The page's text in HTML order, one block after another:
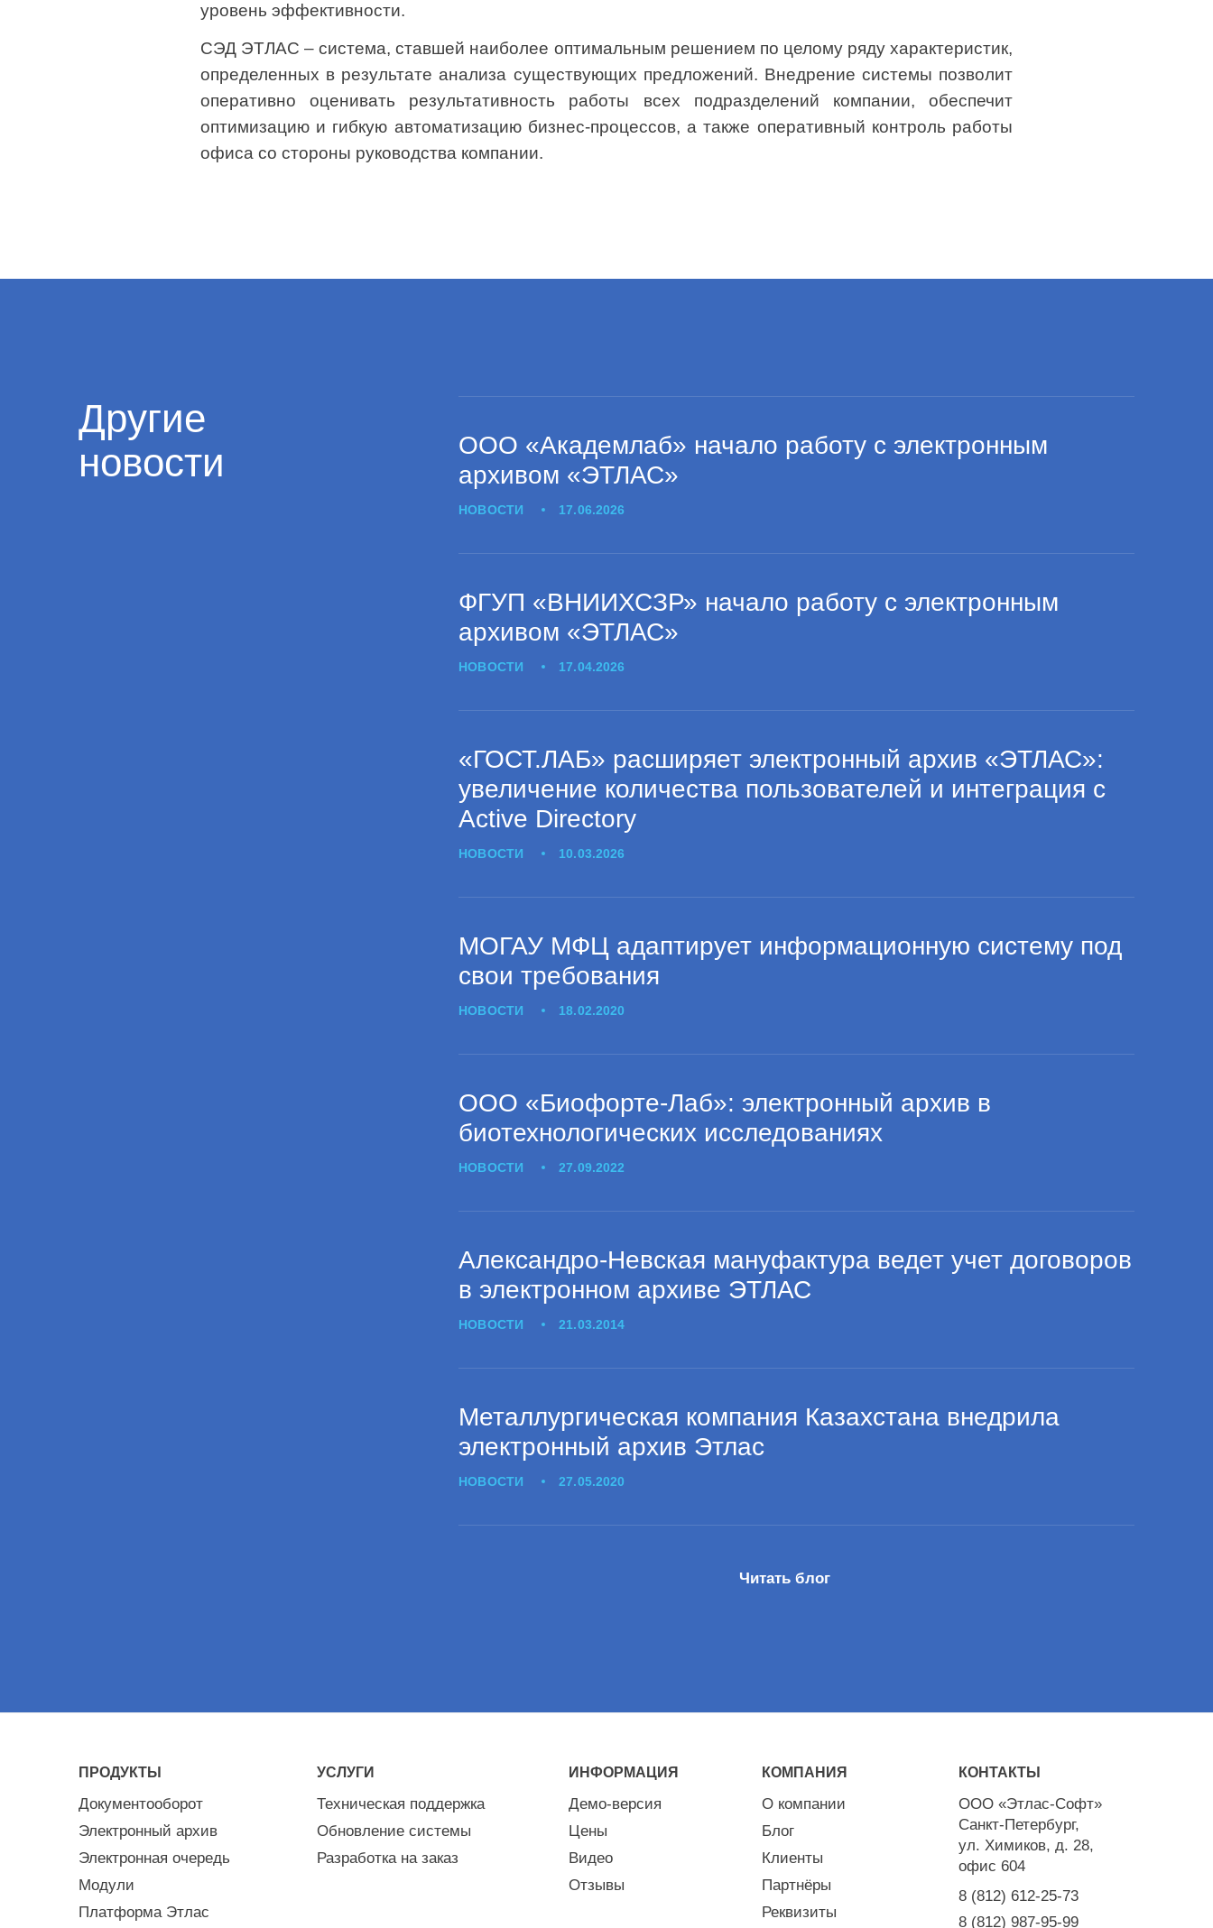
уровень эффективности.
СЭД ЭТЛАС – система, ставшей наиболее оптимальным решением по целому ряду характеристик,
определенных в результате анализа существующих предложений. Внедрение системы позволит
оперативно оценивать результативность работы всех подразделений компании, обеспечит
оптимизацию и гибкую автоматизацию бизнес-процессов, а также оперативный контроль работы
офиса со стороны руководства компании.
Другие
новости
ООО «Академлаб» начало работу с электронным
архивом «ЭТЛАС»
НОВОСТИ 17.06.2026
ФГУП «ВНИИХСЗР» начало работу с электронным
архивом «ЭТЛАС»
НОВОСТИ 17.04.2026
«ГОСТ.ЛАБ» расширяет электронный архив «ЭТЛАС»:
увеличение количества пользователей и интеграция с
Active Directory
НОВОСТИ 10.03.2026
МОГАУ МФЦ адаптирует информационную систему под
свои требования
НОВОСТИ 18.02.2020
ООО «Биофорте-Лаб»: электронный архив в
биотехнологических исследованиях
НОВОСТИ 27.09.2022
Александро-Невская мануфактура ведет учет договоров
в электронном архиве ЭТЛАС
НОВОСТИ 21.03.2014
Металлургическая компания Казахстана внедрила
электронный архив Этлас
НОВОСТИ 27.05.2020
Читать блог
ПРОДУКТЫ
Документооборот
Электронный архив
Электронная очередь
Модули
Платформа Этлас
УСЛУГИ
Техническая поддержка
Обновление системы
Разработка на заказ
ИНФОРМАЦИЯ
Демо-версия
Цены
Видео
Отзывы
КОМПАНИЯ
О компании
Блог
Клиенты
Партнёры
Реквизиты
КОНТАКТЫ
ООО «Этлас-Софт»
Санкт-Петербург,
ул. Химиков, д. 28,
офис 604
8 (812) 612-25-73
8 (812) 987-95-99